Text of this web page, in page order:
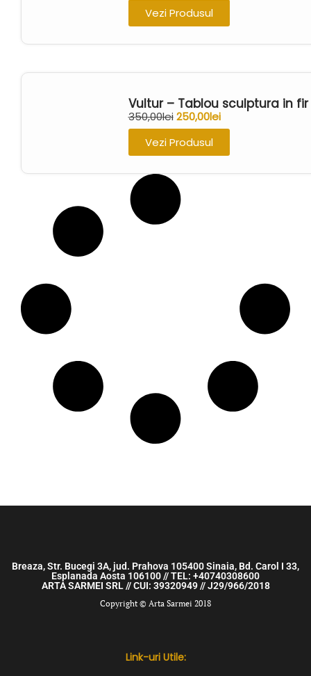
Vezi Produsul
Vultur – Tablou sculptura in
350,00lei 250,00lei
Vezi Produsul
Breaza, Str. Bucegi 3A, jud. Prahova 105400 Sinaia, Bd. Carol I 33,
Esplanada Aosta 106100 // TEL: +40740308600
ARTA SARMEI SRL // CUI: 39320949 // J29/966/2018
Copyright © Arta Sarmei 2018
Link-uri Utile: